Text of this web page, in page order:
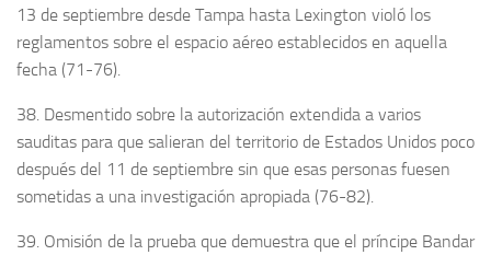
13 de septiembre desde Tampa hasta Lexington violó los
reglamentos sobre el espacio aéreo establecidos en aquella
fecha (71-76).
38. Desmentido sobre la autorización extendida a varios
sauditas para que salieran del territorio de Estados Unidos poco
después del 11 de septiembre sin que esas personas fuesen
sometidas a una investigación apropiada (76-82).
39. Omisión de la prueba que demuestra que el príncipe Bandar